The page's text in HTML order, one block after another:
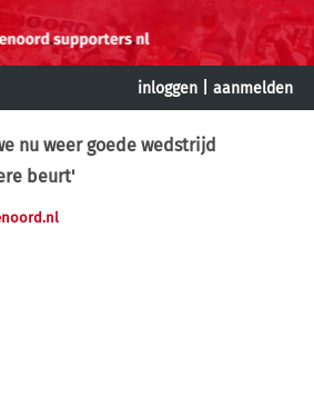
inloggen aanmelden
nu weer goede wedstrijd
beurt'